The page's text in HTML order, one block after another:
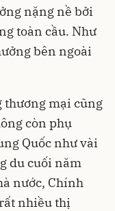
nặng nề bởi
toàn cầu. Như
bên ngoài
thương mại cũng
còn phụ
Quốc như vài
du cuối năm
nước, Chính
nhiều thị